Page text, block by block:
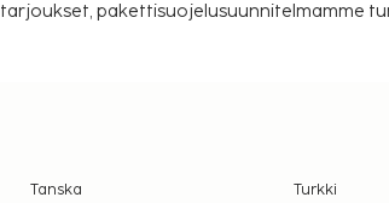
tarjoukset, pakettisuojelusuunnitelmamme
Tanska
Turkki